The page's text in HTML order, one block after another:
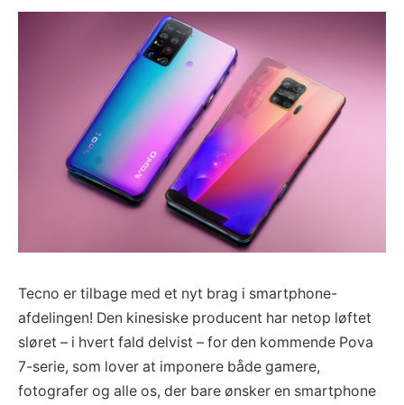
Tecno er tilbage med et nyt brag i smartphone-
afdelingen! Den kinesiske producent har netop løftet
sløret – i hvert fald delvist – for den kommende Pova
7-serie, som lover at imponere både gamere,
fotografer og alle os, der bare ønsker en smartphone